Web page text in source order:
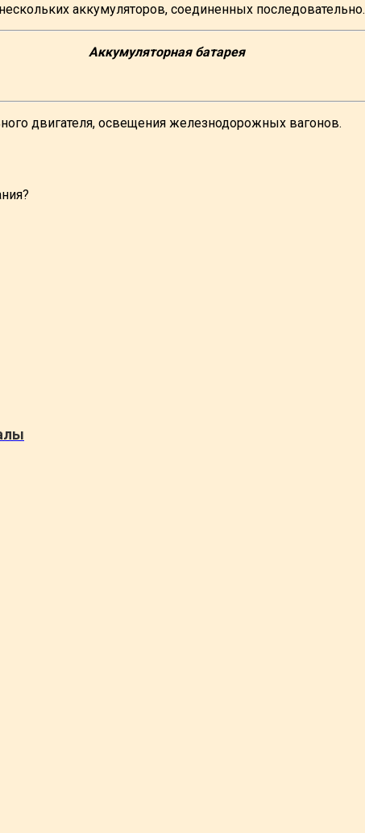
аккумуляторов, соединенных последовательно.
Аккумуляторная батарея
двигателя, освещения железнодорожных вагонов.